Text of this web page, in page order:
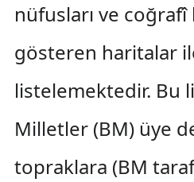
nüfusları ve
gösteren haritalar
listelemektedir. Bu
Milletler (BM) üye
topraklara (BM